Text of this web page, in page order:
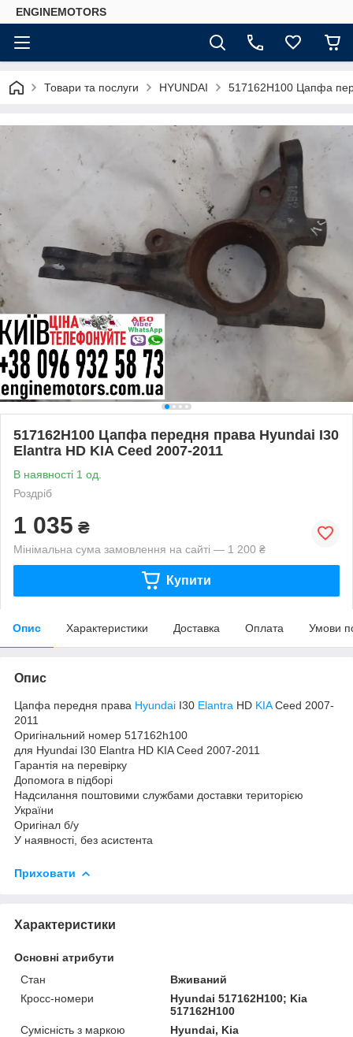
ENGINEMOTORS
Товари та послуги HYUNDAI 517162H100 Цапфа
517162H100 Цапфа передня права Hyundai I30
Elantra HD KIA Ceed 2007-2011
В наявності 1 од.
Роздріб
1 035 ₴
Мінімальна сума замовлення на сайті — 1 200 ₴
Купити
Опис Характеристики Доставка Оплата Умови
Опис
Цапфа передня права Hyundai I30 Elantra HD KIACeed 2007-
2011
Оригінальний номер 517162h100
для Hyundai I30 Elantra HD KIA Ceed 2007-2011
Гарантія на перевірку
Допомога в підборі
Надсилання поштовими службами доставки територією
України
Оригінал б/у
У наявності, без асистента
Приховати
Характеристики
Основні атрибути
Стан
Вживаний
Кросс-номери
Hyundai 517162H100; Kia
517162H100
Сумісність з маркою
Hyundai, Kia